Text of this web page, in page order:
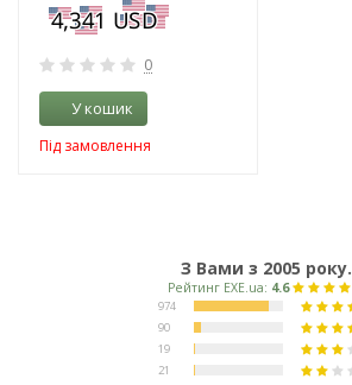
0
У кошик
Під замовлення
З Вами з 2005 року.